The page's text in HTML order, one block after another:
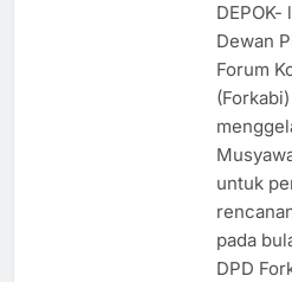
Dewan
Forum
untuk
pada
DPD